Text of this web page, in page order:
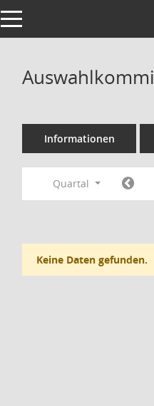
Toggle navigation
Informationen
Quartal
Keine Daten gefunden.